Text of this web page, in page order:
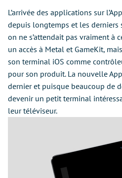
L’arrivée des applications sur
depuis longtemps et les derniers
on ne s’attendait pas vraiment à
un accès à Metal et GameKit,
son terminal iOS comme
pour son produit. La nouvelle
dernier et puisque beaucoup de
devenir un petit terminal
leur téléviseur.